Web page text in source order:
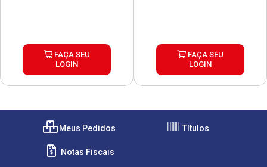
FAÇA SEU
LOGIN
FAÇA SEU
LOGIN
Meus Pedidos Títulos
Notas Fiscais